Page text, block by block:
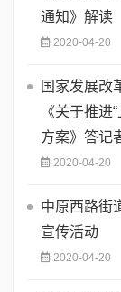
通知》解读
2020-04-20
国家发展改
《关于推进
方案》答记
2020-04-20
中原西路街
宣传活动
2020-04-20